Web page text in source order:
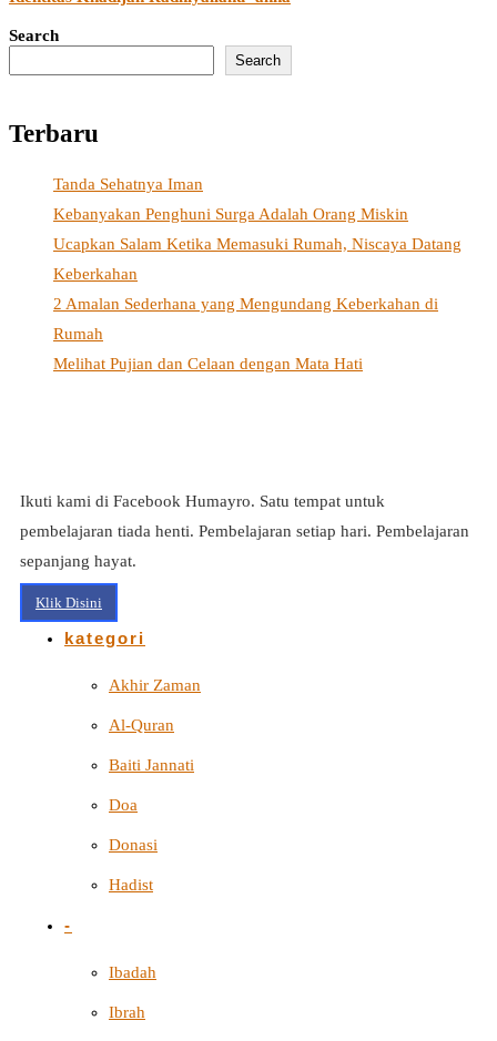
Search
Search
Terbaru
Tanda Sehatnya Iman
Kebanyakan Penghuni Surga Adalah Orang Miskin
Ucapkan Salam Ketika Memasuki Rumah, Niscaya Datang
Keberkahan
2 Amalan Sederhana yang Mengundang Keberkahan di
Rumah
Melihat Pujian dan Celaan dengan Mata Hati
Ikuti kami di Facebook Humayro. Satu tempat untuk
pembelajaran tiada henti. Pembelajaran setiap hari. Pembelajaran
sepanjang hayat.
Klik Disini
kategori
Akhir Zaman
Al-Quran
Baiti Jannati
Doa
Donasi
Hadist
-
Ibadah
Ibrah